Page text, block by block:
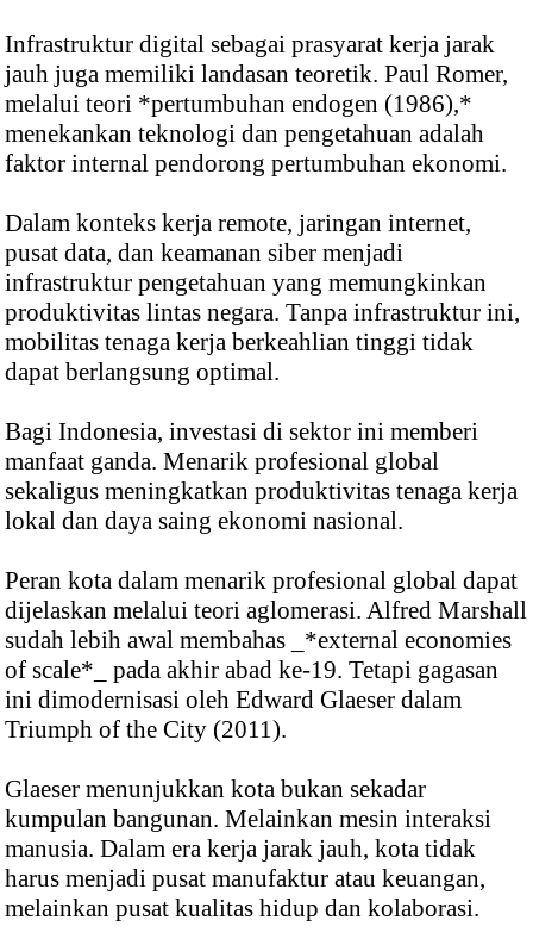
Infrastruktur digital sebagai prasyarat kerja jarak
jauh juga memiliki landasan teoretik. Paul Romer,
melalui teori *pertumbuhan endogen (1986),*
menekankan teknologi dan pengetahuan adalah
faktor internal pendorong pertumbuhan ekonomi.
Dalam konteks kerja remote, jaringan internet,
pusat data, dan keamanan siber menjadi
infrastruktur pengetahuan yang memungkinkan
produktivitas lintas negara. Tanpa infrastruktur ini,
mobilitas tenaga kerja berkeahlian tinggi tidak
dapat berlangsung optimal.
Bagi Indonesia, investasi di sektor ini memberi
manfaat ganda. Menarik profesional global
sekaligus meningkatkan produktivitas tenaga kerja
lokal dan daya saing ekonomi nasional.
Peran kota dalam menarik profesional global dapat
dijelaskan melalui teori aglomerasi. Alfred Marshall
sudah lebih awal membahas _*external economies
of scale*_ pada akhir abad ke-19. Tetapi gagasan
ini dimodernisasi oleh Edward Glaeser dalam
Triumph of the City (2011).
Glaeser menunjukkan kota bukan sekadar
kumpulan bangunan. Melainkan mesin interaksi
manusia. Dalam era kerja jarak jauh, kota tidak
harus menjadi pusat manufaktur atau keuangan,
melainkan pusat kualitas hidup dan kolaborasi.